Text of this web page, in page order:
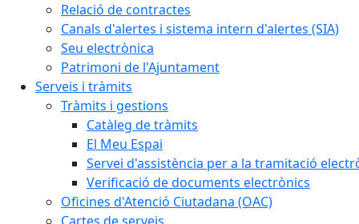
Relació de contractes
Canals d'alertes i sistema intern d'alertes (SIA)
Seu electrònica
Patrimoni de l'Ajuntament
Serveis i tràmits
Tràmits i gestions
Catàleg de tràmits
El Meu Espai
Servei d'assistència per a la tramitació
Verificació de documents electrònics
Oficines d'Atenció Ciutadana (OAC)